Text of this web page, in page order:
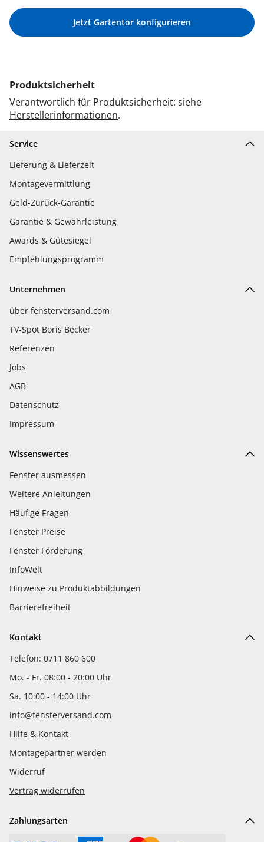
Jetzt Gartentor konfigurieren
Produktsicherheit
Verantwortlich für Produktsicherheit: siehe
Herstellerinformationen.
Service
Lieferung & Lieferzeit
Montagevermittlung
Geld-Zurück-Garantie
Garantie & Gewährleistung
Awards & Gütesiegel
Empfehlungsprogramm
Unternehmen
über fensterversand.com
TV-Spot Boris Becker
Referenzen
Jobs
AGB
Datenschutz
Impressum
Wissenswertes
Fenster ausmessen
Weitere Anleitungen
Häufige Fragen
Fenster Preise
Fenster Förderung
InfoWelt
Hinweise zu Produktabbildungen
Barrierefreiheit
Kontakt
Telefon: 0711 860 600
Mo. - Fr. 08:00 - 20:00 Uhr
Sa. 10:00 - 14:00 Uhr
info@fensterversand.com
Hilfe & Kontakt
Montagepartner werden
Widerruf
Vertrag widerrufen
Zahlungsarten